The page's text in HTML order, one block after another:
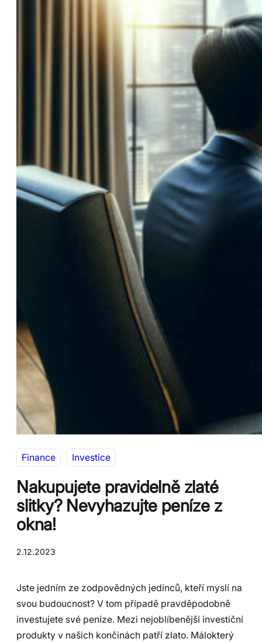
Finance Investice
Nakupujete pravidelně zlaté
slitky? Nevyhazujte peníze z
okna!
2.12.2023
Jste jedním ze zodpovědných jedinců, kteří myslí na
svou budoucnost? V tom případě pravděpodobně
investujete své peníze. Mezi nejoblíbenější investiční
produkty v našich končinách patří zlato. Málokterý